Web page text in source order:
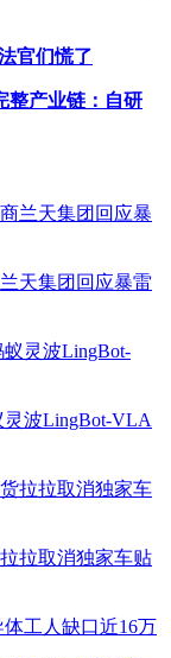
官们慌了
整产业链：自研
天集团回应暴雷
波LingBot-VLA
拉取消独家车贴